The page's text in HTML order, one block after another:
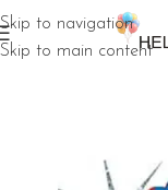
Skip to navigation
Skip to main content